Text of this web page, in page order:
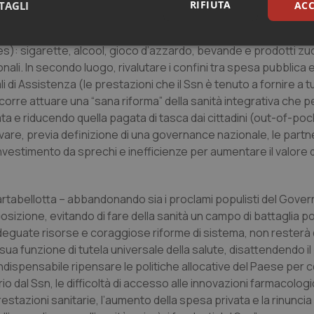
sulla combinazione delle altre strategie proposte
da altri capitoli di spesa pubblica e/o introducendo tasse di
sigarette, alcool, gioco d’azzardo, bevande e prodotti
In secondo luogo, rivalutare i confini tra spesa pubblica
Assistenza (le prestazioni che il Ssn è tenuto a fornire a
attuare una “sana riforma” della sanità integrativa che
e riducendo quella pagata di tasca dai cittadini (out-of-
previa definizione di una governance nazionale, le
da sprechi e inefficienze per aumentare il valore
– abbandonando sia i proclami populisti del
evitando di fare della sanità un campo di battaglia
risorse e coraggiose riforme di sistema, non resterà
funzione di tutela universale della salute, disattendendo
ripensare le politiche allocative del Paese per
dal Ssn, le difficoltà di accesso alle innovazioni
sanitarie, l’aumento della spesa privata e la
RIFIUTA
Statistici
Necessari Statistici
Fornitore/Dominio Scadenza
Descrizione
.youtube.com
settimane
Questo cookie viene utilizzato
scelte di consenso e privacy
interazione con il sito. Registra i
del visitatore riguardo a varie
impostazioni sulla privacy,
preferenze siano onorate nelle
CookieScript
www.quotidianosanita.it
5 mesi 3
settimane
Questo cookie viene utilizzato
Script.com per ricordare le